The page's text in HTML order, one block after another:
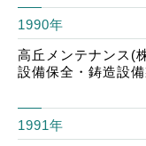
1990年
高丘メンテナンス(
設備保全・鋳造設
1991年